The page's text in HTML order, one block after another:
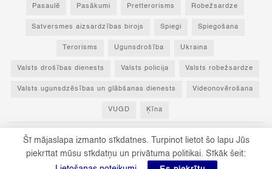
Pasaulē Pasākumi Pretterorisms Robežsardze
Satversmes aizsardzības birojs Spiegi Spiegošana
Terorisms Ugunsdrošība Ukraina
Valsts drošības dienests Valsts policija Valsts robežsardze
Valsts ugunsdzēsības un glābšanas dienests Videonovērošana
VUGD Ķīna
© 2023 Par drošību! - Visas tiesības paturētas un aizsargātas ar Latvijas
Republikas un Eiropas Savienības normatīvajiem aktiem.
Šī mājaslapa izmanto sīkdatnes. Turpinot lietot šo lapu Jūs
piekrītat mūsu sīkdatņu un privātuma politikai. Sīkāk šeit: